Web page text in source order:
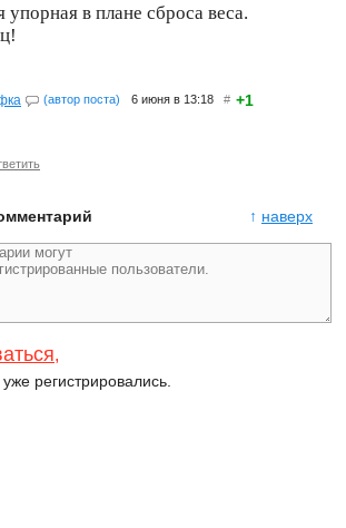
упорная в плане сброса веса.
(автор поста) 6 июня в 13:18 # +1
↑ наверх
,
регистрировались.